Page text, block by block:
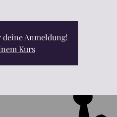
Anmeldung!
Kurs